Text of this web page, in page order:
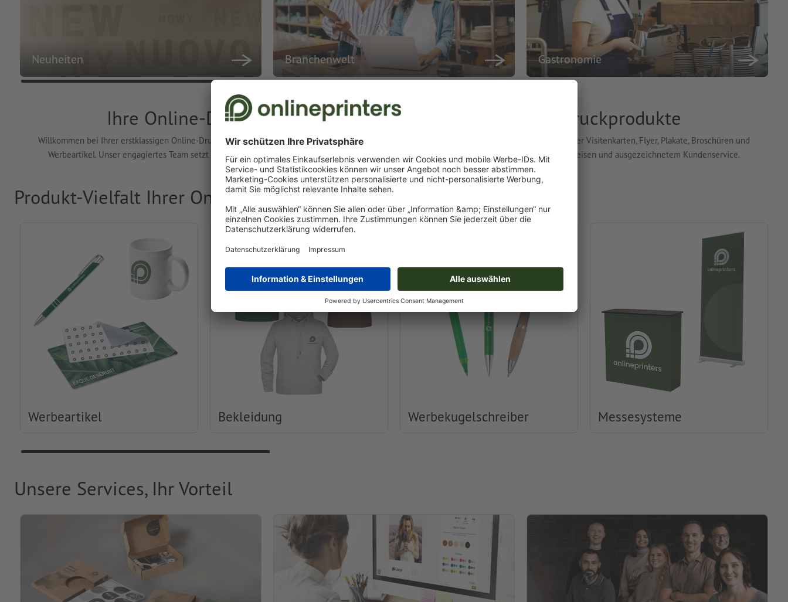
Ihre Online-Druckerei für begeisternde Marketing- und Druckprodukte
Willkommen bei Ihrer erstklassigen Online-Druckerei! Wir bieten Ihnen eine umfangreiche Auswahl an Druckprodukten in bester Qualität, darunter Visitenkarten, Flyer, Plakate, Broschüren und
Werbeartikel. Unser engagiertes Team setzt Ihre individuellen Druckwünsche professionell und termingerecht um. Profitieren Sie von fairen Preisen und ausgezeichnetem Kundenservice.
Neuheiten Branchenwelt Gastronomie
Produkt-Vielfalt Ihrer Online-Druckerei
Werbeartikel Bekleidung Werbekugelschreiber Messesysteme
Unsere Services, Ihr Vorteil